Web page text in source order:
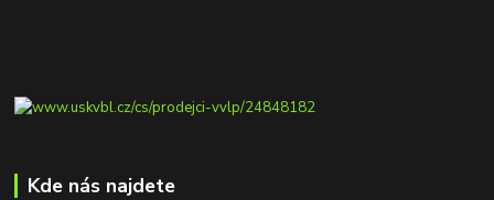
Kde nás najdete